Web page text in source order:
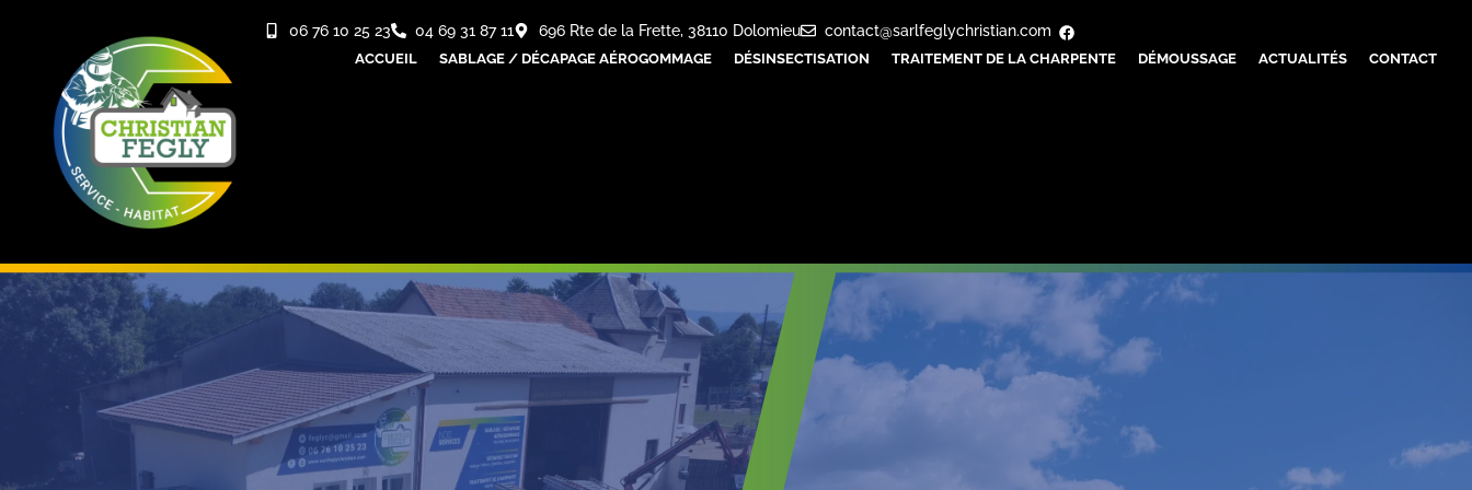
06 76 10 25 23 04 69 31 87 11 696 Rte de la Frette, 38110 Dolomieu contact@sarlfeglychristian.com
ACCUEIL SABLAGE / DÉCAPAGE AÉROGOMMAGE DÉSINSECTISATION TRAITEMENT DE LA CHARPENTE DÉMOUSSAGE ACTUALITÉS CONTACT